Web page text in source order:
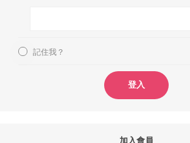
記住我？
登入
加入會員